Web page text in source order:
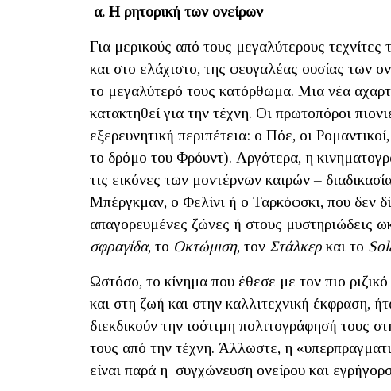
α. Η ρητορική των ονείρων
Για μερικούς από τους μεγαλύτερους
και στο ελάχιστο, της φευγαλέας ουσίας των
το μεγαλύτερό τους κατόρθωμα. Μια νέα
κατακτηθεί για την τέχνη. Οι πρωτοπόροι
εξερευνητική περιπέτεια: ο Πόε, οι
το δρόμο του Φρόυντ). Αργότερα, η
τις εικόνες των μοντέρνων καιρών –
Μπέργκμαν, ο Φελίνι ή ο Ταρκόφσκι, που δεν
απαγορευμένες ζώνες ή στους μυστηριώδεις
σφραγίδα, το Οκτώμιση, τον Στάλκερ και το
Ωστόσο, το κίνημα που έθεσε με τον πιο
και στη ζωή και στην καλλιτεχνική έκφραση,
διεκδικούν την ισότιμη πολιτογράφησή τους
τους από την τέχνη. Άλλωστε, η
είναι παρά η συγχώνευση ονείρου και